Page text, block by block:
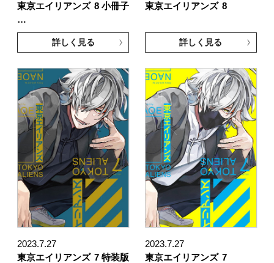
東京エイリアンズ 8 小冊子
…
詳しく見る
東京エイリアンズ 8
詳しく見る
2023.7.27
東京エイリアンズ 7 特装版
2023.7.27
東京エイリアンズ 7